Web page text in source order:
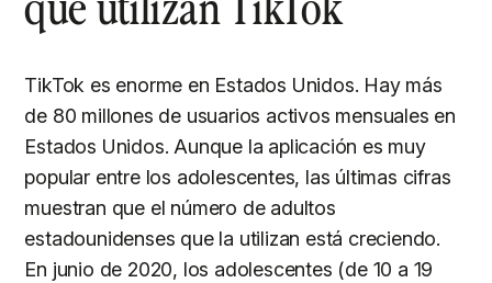
TikTok es enorme en Estados Unidos. Hay más
de 80 millones de usuarios activos mensuales en
Estados Unidos. Aunque la aplicación es muy
popular entre los adolescentes, las últimas cifras
muestran que el número de adultos
estadounidenses que la utilizan está creciendo.
En junio de 2020, los adolescentes (de 10 a 19